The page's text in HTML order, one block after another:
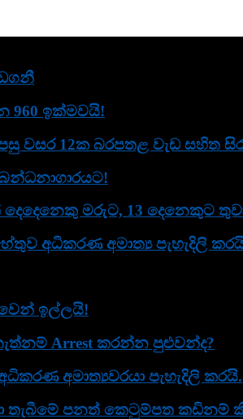
960 ඉක්මවයි!
වසර 12ක බරපතළ වැඩ සහිත
මරුට, 13 දෙනෙකුට
අධිකරණ අමාත්‍ය පැහැදිලි
ඉල්ලයි!
Arrest කරන්න පුළුවන්ද?
අමාත්‍යවරයා පැහැදිලි කරයි.
තැබීමේ පනත් කෙටුම්පත කඩිනම්